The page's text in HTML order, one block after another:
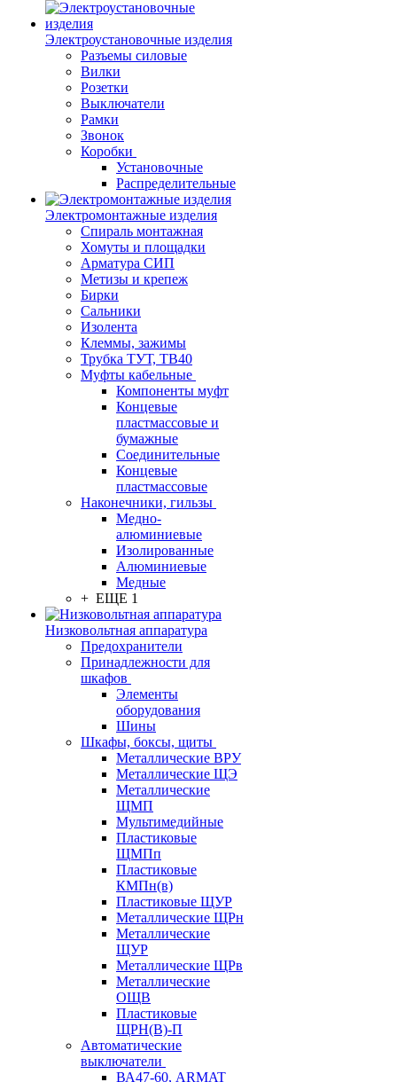
Электроустановочные изделия
Разъемы силовые
Вилки
Розетки
Выключатели
Рамки
Звонок
Коробки
Установочные
Распределительные
Электромонтажные изделия
Спираль монтажная
Хомуты и площадки
Арматура СИП
Метизы и крепеж
Бирки
Сальники
Изолента
Клеммы, зажимы
Трубка ТУТ, ТВ40
Муфты кабельные
Компоненты муфт
Концевые
пластмассовые и
бумажные
Соединительные
Концевые
пластмассовые
Наконечники, гильзы
Медно-
алюминиевые
Изолированные
Алюминиевые
Медные
+ ЕЩЕ 1
Низковольтная аппаратура
Предохранители
Принадлежности для
шкафов
Элементы
оборудования
Шины
Шкафы, боксы, щиты
Металлические ВРУ
Металлические ЩЭ
Металлические
ЩМП
Мультимедийные
Пластиковые
ЩМПп
Пластиковые
КМПн(в)
Пластиковые ЩУР
Металлические ЩРн
Металлические
ЩУР
Металлические ЩРв
Металлические
ОЩВ
Пластиковые
ЩРН(В)-П
Автоматические
выключатели
ВА47-60, ARMAT